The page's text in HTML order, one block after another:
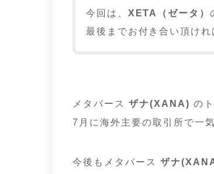
今回は、 XETA（ゼータ）
最後までお付き合い頂けれ
メタバース ザナ(XANA) の
7月に海外主要の取引所で一
今後も メタバース ザナ